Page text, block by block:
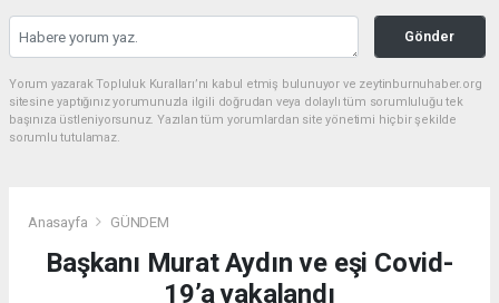
Gönder
Yorum yazarak Topluluk Kuralları’nı kabul etmiş bulunuyor ve zeytinburnuhaber.org
sitesine yaptığınız yorumunuzla ilgili doğrudan veya dolaylı tüm sorumluluğu tek
başınıza üstleniyorsunuz. Yazılan tüm yorumlardan site yönetimi hiçbir şekilde
sorumlu tutulamaz.
Anasayfa GÜNDEM
Başkanı Murat Aydın ve eşi Covid-
19’a yakalandı